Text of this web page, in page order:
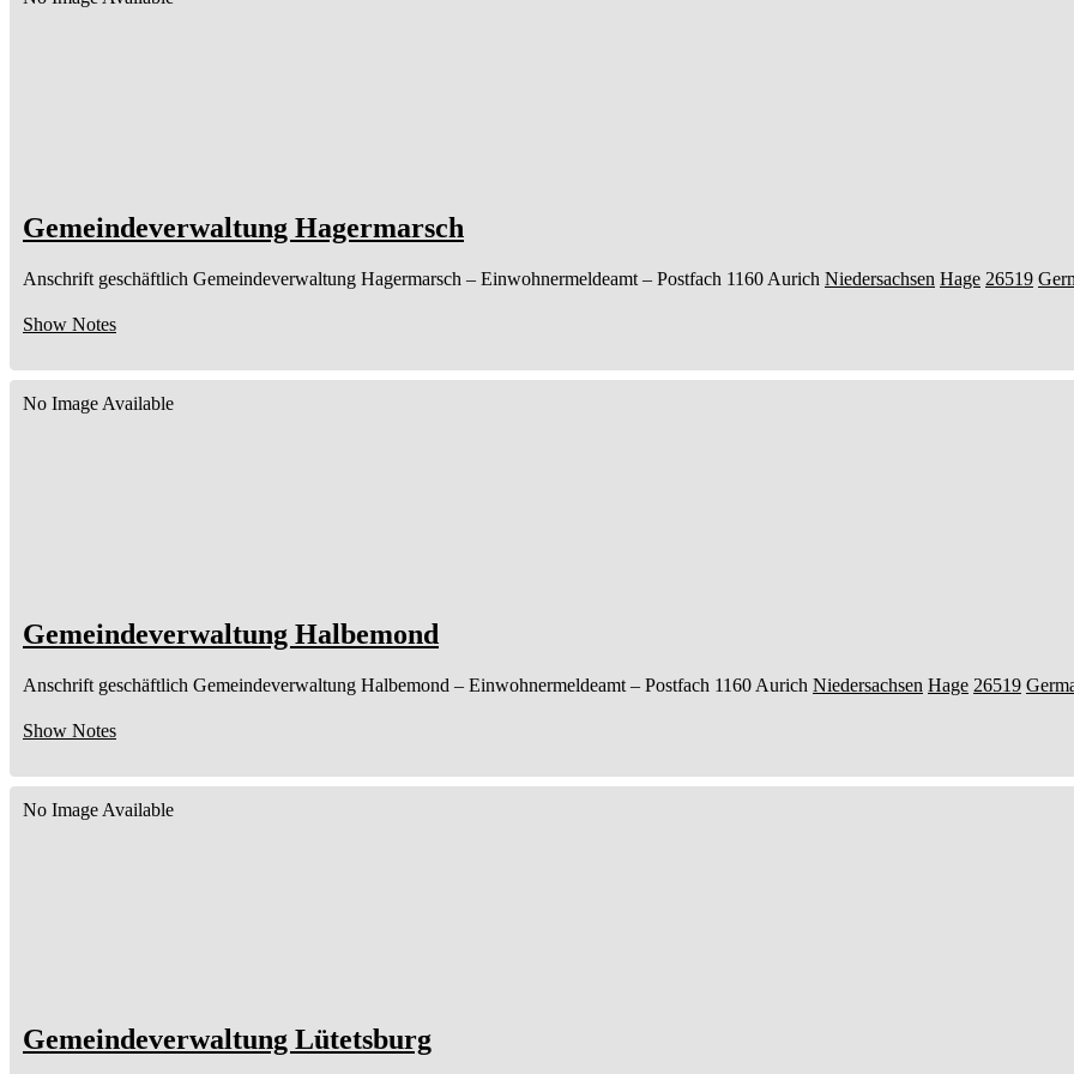
Gemeindeverwaltung Hagermarsch
Anschrift geschäftlich Gemeindeverwaltung Hagermarsch – Einwohnermeldeamt – Postfach 1160 Aurich Niedersachsen Hage 26519
Show Notes
No Image Available
Gemeindeverwaltung Halbemond
Anschrift geschäftlich Gemeindeverwaltung Halbemond – Einwohnermeldeamt – Postfach 1160 Aurich Niedersachsen Hage 26519
Show Notes
No Image Available
Gemeindeverwaltung Lütetsburg